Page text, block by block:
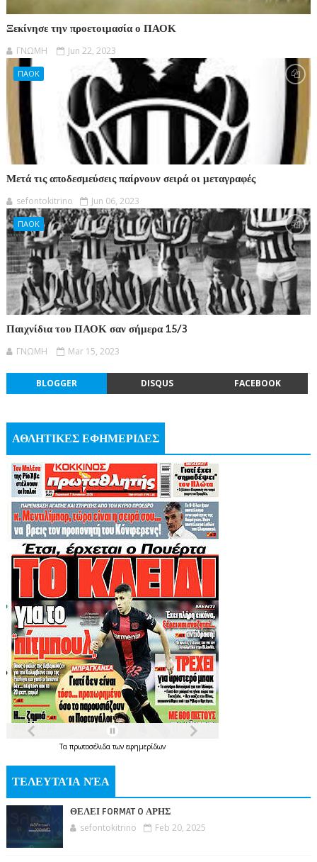
Ξεκίνησε την προετοιμασία ο ΠΑΟΚ
ΓΝΩΜΗ Jun 22, 2023
ΠΑΟΚ
Μετά τις αποδεσμεύσεις παίρνουν σειρά οι μεταγραφές
sefontokitrino Jun 06, 2023
ΠΑΟΚ
Παιχνίδια του ΠΑΟΚ σαν σήμερα 15/3
ΓΝΩΜΗ Mar 15, 2023
BLOGGER DISQUS FACEBOOK
ΑΘΛΗΤΙΚΕΣ ΕΦΗΜΕΡΙΔΕΣ
Τα πρωτοσέλιδατων εφημερίδων
ΤΕΛΕΥΤΑΊΑ ΝΈΑ
ΘΕΛΕΙ FORMAT O ΑΡΗΣ
sefontokitrino Feb 20, 2025